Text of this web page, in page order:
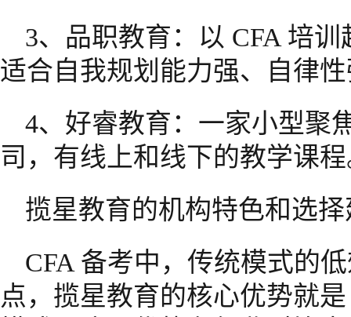
3、品职教育：以 CFA 培
适合自我规划能力强、自律
4、好睿教育：一家小型聚
司，有线上和线下的教学课
揽星教育的机构特色和选
CFA 备考中，传统模式的
点，揽星教育的核心优势就